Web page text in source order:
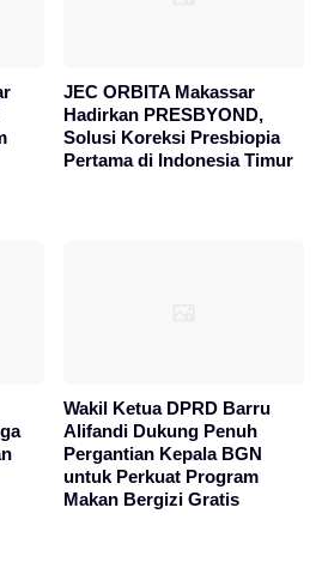
JEC ORBITA Makassar
Hadirkan PRESBYOND,
Solusi Koreksi Presbiopia
Pertama di Indonesia Timur
Wakil Ketua DPRD Barru
Alifandi Dukung Penuh
Pergantian Kepala BGN
untuk Perkuat Program
Makan Bergizi Gratis